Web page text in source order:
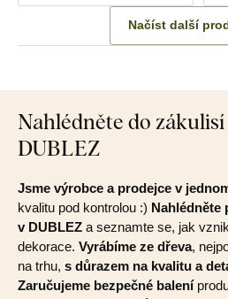
Načíst další
Nahlédněte do
DUBLEZ
Jsme výrobce a prodejce v
kvalitu pod kontrolou :) Nahlédněte
v DUBLEZ a seznamte se, jak
dekorace. Vyrábíme ze dřeva,
na trhu, s důrazem na kvalitu a
Zaručujeme bezpečné balení